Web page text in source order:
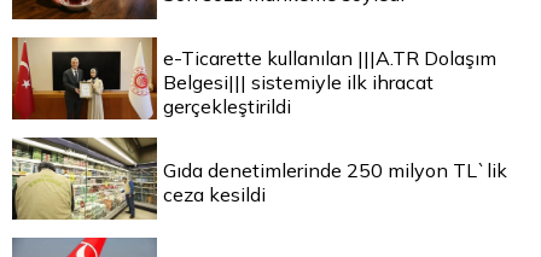
e-Ticarette kullanılan |||A.TR Dolaşım
Belgesi||| sistemiyle ilk ihracat
gerçekleştirildi
Gıda denetimlerinde 250 milyon TL`lik
ceza kesildi